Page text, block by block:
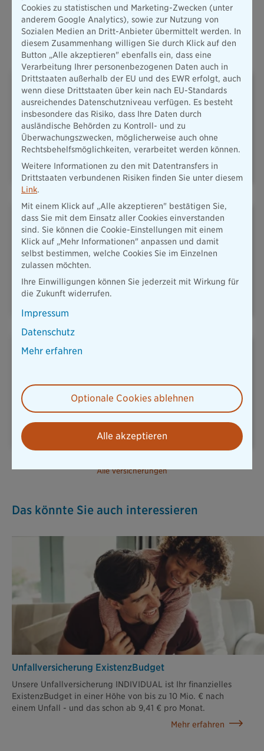
Alle Produkte
Oft abgeschlossene Versicherungen
Alle Versicherungen
PLUSRENTE – DAS ADD-ON
FÜR IHRE
ALTERSVORSORGE
HAFTPFLICHT
KFZ & MOBILITÄT
REISERÜCKTRITT UNFALLVERSICHERUNG
Das könnte Sie auch interessieren
Unfallversicherung ExistenzBudget
Unsere Unfallversicherung INDIVIDUAL ist Ihr finanzielles
ExistenzBudget in einer Höhe von bis zu 10 Mio. € nach
einem Unfall - und das schon ab 9,41 € pro Monat.
Mehr erfahren
Cookies zu statistischen und Marketing-Zwecken (unter
anderem Google Analytics), sowie zur Nutzung von
Sozialen Medien an Dritt-Anbieter übermittelt werden. In
diesem Zusammenhang willigen Sie durch Klick auf den
Button „Alle akzeptieren" ebenfalls ein, dass eine
Verarbeitung Ihrer personenbezogenen Daten auch in
Drittstaaten außerhalb der EU und des EWR erfolgt, auch
wenn diese Drittstaaten über kein nach EU-Standards
ausreichendes Datenschutzniveau verfügen. Es besteht
insbesondere das Risiko, dass Ihre Daten durch
ausländische Behörden zu Kontroll- und zu
Überwachungszwecken, möglicherweise auch ohne
Rechtsbehelfsmöglichkeiten, verarbeitet werden können.
Weitere Informationen zu den mit Datentransfers in
Drittstaaten verbundenen Risiken finden Sie unter diesem
Link.
Mit einem Klick auf „Alle akzeptieren" bestätigen Sie,
dass Sie mit dem Einsatz aller Cookies einverstanden
sind. Sie können die Cookie-Einstellungen mit einem
Klick auf „Mehr Informationen" anpassen und damit
selbst bestimmen, welche Cookies Sie im Einzelnen
zulassen möchten.
Ihre Einwilligungen können Sie jederzeit mit Wirkung für
die Zukunft widerrufen.
Impressum
Datenschutz
Mehr erfahren
Optionale Cookies ablehnen
Alle akzeptieren